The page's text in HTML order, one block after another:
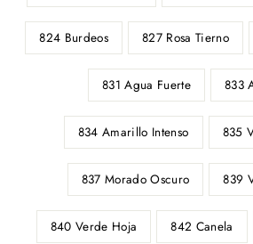
824 Burdeos 827 Rosa Tierno
831 Agua Fuerte 833
834 Amarillo Intenso 835
837 Morado Oscuro 839
840 Verde Hoja 842 Canela